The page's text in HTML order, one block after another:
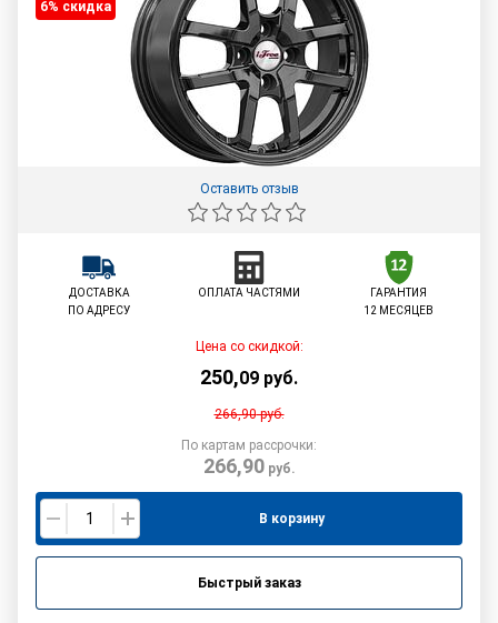
6% cкидка
Оставить отзыв
ДОСТАВКА
ПО АДРЕСУ
ОПЛАТА ЧАСТЯМИ
ГАРАНТИЯ
12 МЕСЯЦЕВ
Цена со скидкой:
250,09 руб.
266,90руб.
По картам рассрочки:
266,90руб.
В корзину
Быстрый заказ